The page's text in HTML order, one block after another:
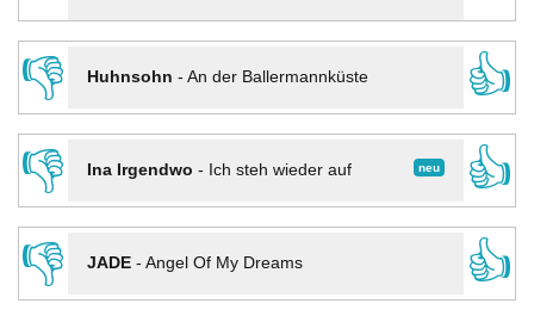
👎
Huhnsohn - An der Ballermannküste
👍
👎
neu
Ina Irgendwo - Ich steh wieder auf
👍
👎
JADE- Angel Of My Dreams
👍